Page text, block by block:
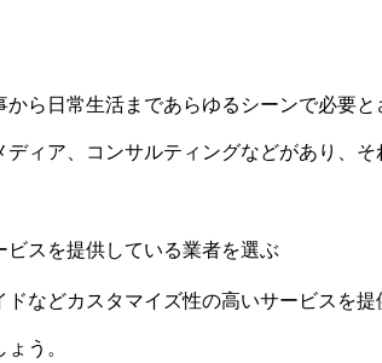
ら日常生活まであらゆるシーンで必要
ィア、コンサルティングなどがあり、
スを提供している業者を選ぶ
などカスタマイズ性の高いサービスを
う。